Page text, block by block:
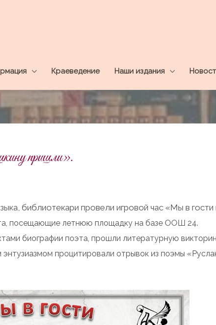
Краеведение Наши издания
пришли».
библиотекари провели игровой час «Мы в гости
посещающие летнюю площадку на базе ООШ 24.
биографии поэта, прошли литературную
процитировали отрывок из поэмы